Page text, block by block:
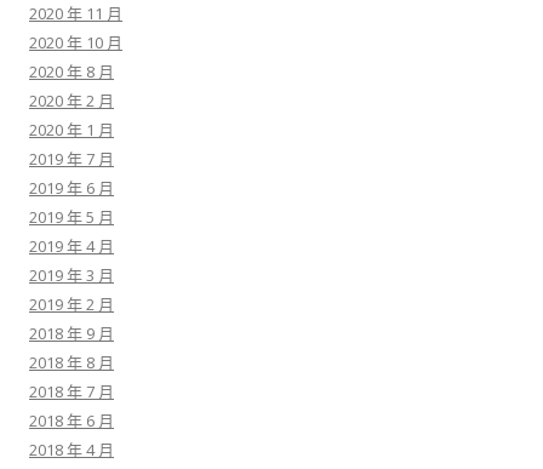
2020 年 11 月
2020 年 10 月
2020 年 8 月
2020 年 2 月
2020 年 1 月
2019 年 7 月
2019 年 6 月
2019 年 5 月
2019 年 4 月
2019 年 3 月
2019 年 2 月
2018 年 9 月
2018 年 8 月
2018 年 7 月
2018 年 6 月
2018 年 4 月